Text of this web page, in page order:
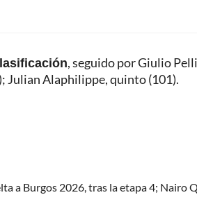
, seguido porGiulio
Julian Alaphilippe, quinto (101).
a Burgos 2026, tras la etapa 4; Nairo